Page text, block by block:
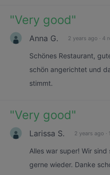
"Very good"
Anna G. 2 years ago · 4
Schönes Restaurant,
schön angerichtet und
stimmt.
"Very good"
Larissa S. 2 years ago ·
Alles war super! Wir
gerne wieder. Danke